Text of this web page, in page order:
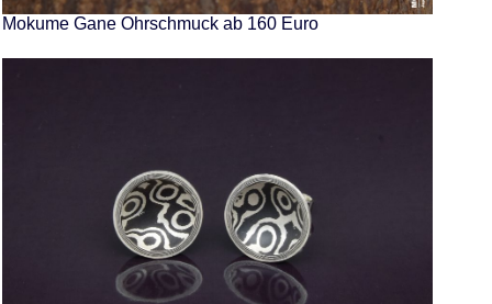
Mokume Gane Ohrschmuck ab 160 Euro